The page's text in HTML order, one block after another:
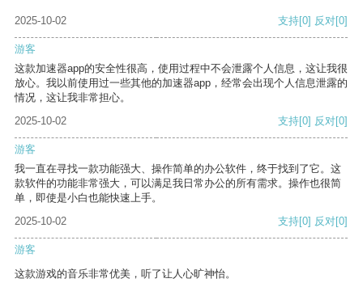
2025-10-02 支持[0] 反对[0]
游客
这款加速器app的安全性很高，使用过程中不会泄露个人信息，这让我很
放心。我以前使用过一些其他的加速器app，经常会出现个人信息泄露的
情况，这让我非常担心。
2025-10-02
支持[0] 反对[0]
游客
我一直在寻找一款功能强大、操作简单的办公软件，终于找到了它。这
款软件的功能非常强大，可以满足我日常办公的所有需求。操作也很简
单，即使是小白也能快速上手。
2025-10-02
支持[0] 反对[0]
游客
这款游戏的音乐非常优美，听了让人心旷神怡。